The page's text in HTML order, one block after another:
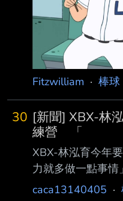
（39歲）三位老
週三在Belluna
將的打擊練習，
能立即派上用場
就會立刻改變
Fitzwilliam · 棒
30 [新聞] XBX-林
練營 「
XBX-林泓育今年
力就多做一點事
08月05日 21:19
caca13140405 ·